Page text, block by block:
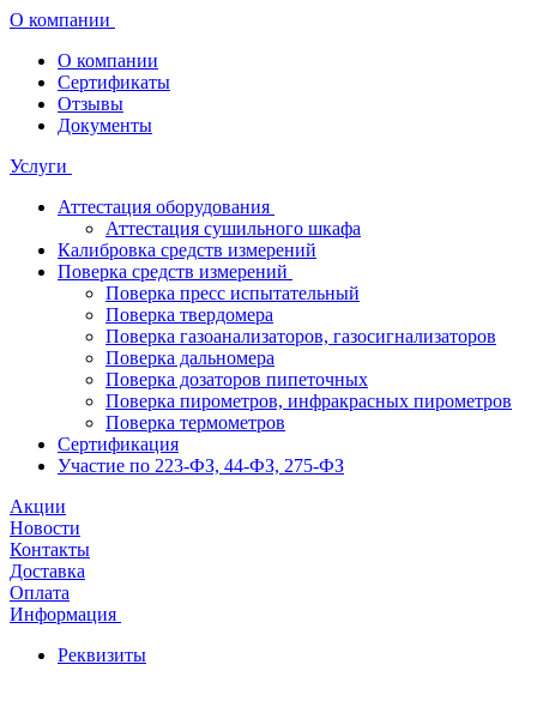
О компании
О компании
Сертификаты
Отзывы
Документы
Услуги
Аттестация оборудования
Аттестация сушильного шкафа
Калибровка средств измерений
Поверка средств измерений
Поверка пресс испытательный
Поверка твердомера
Поверка газоанализаторов, газосигнализаторов
Поверка дальномера
Поверка дозаторов пипеточных
Поверка пирометров, инфракрасных пирометров
Поверка термометров
Сертификация
Участие по 223-ФЗ, 44-ФЗ, 275-ФЗ
Акции
Новости
Контакты
Доставка
Оплата
Информация
Реквизиты